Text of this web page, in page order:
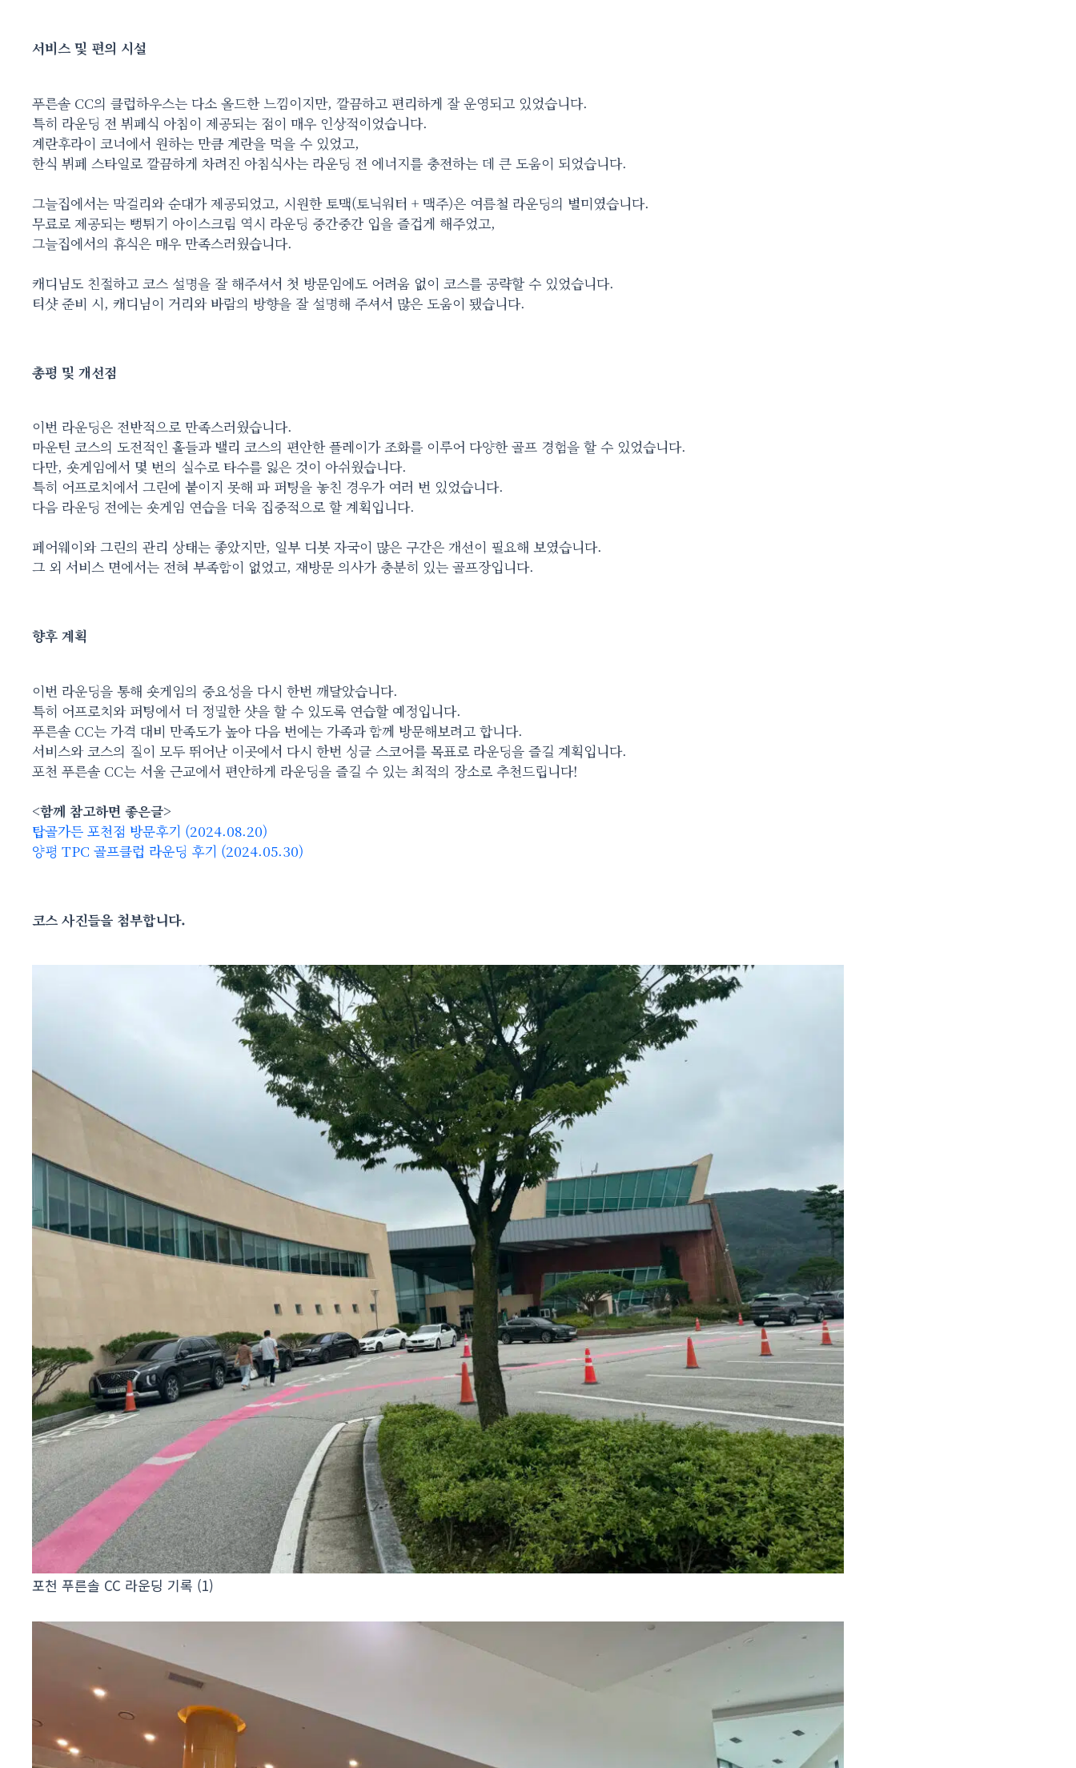
서비스 및 편의 시설
푸른솔 CC의 클럽하우스는 다소 올드한 느낌이지만, 깔끔하고 편리하게 잘 운영되고 있었습니다.
특히 라운딩 전 뷔페식 아침이 제공되는 점이 매우 인상적이었습니다.
계란후라이 코너에서 원하는 만큼 계란을 먹을 수 있었고,
한식 뷔페 스타일로 깔끔하게 차려진 아침식사는 라운딩 전 에너지를 충전하는 데 큰 도움이 되었습니다.
그늘집에서는 막걸리와 순대가 제공되었고, 시원한 토맥(토닉워터 + 맥주)은 여름철 라운딩의 별미였습니다.
무료로 제공되는 뻥튀기 아이스크림 역시 라운딩 중간중간 입을 즐겁게 해주었고,
그늘집에서의 휴식은 매우 만족스러웠습니다.
캐디님도 친절하고 코스 설명을 잘 해주셔서 첫 방문임에도 어려움 없이 코스를 공략할 수 있었습니다.
티샷 준비 시, 캐디님이 거리와 바람의 방향을 잘 설명해 주셔서 많은 도움이 됐습니다.
총평 및 개선점
이번 라운딩은 전반적으로 만족스러웠습니다.
마운틴 코스의 도전적인 홀들과 밸리 코스의 편안한 플레이가 조화를 이루어 다양한 골프 경험을 할 수 있었습니다.
다만, 숏게임에서 몇 번의 실수로 타수를 잃은 것이 아쉬웠습니다.
특히 어프로치에서 그린에 붙이지 못해 파 퍼팅을 놓친 경우가 여러 번 있었습니다.
다음 라운딩 전에는 숏게임 연습을 더욱 집중적으로 할 계획입니다.
페어웨이와 그린의 관리 상태는 좋았지만, 일부 디봇 자국이 많은 구간은 개선이 필요해 보였습니다.
그 외 서비스 면에서는 전혀 부족함이 없었고, 재방문 의사가 충분히 있는 골프장입니다.
향후 계획
이번 라운딩을 통해 숏게임의 중요성을 다시 한번 깨달았습니다.
특히 어프로치와 퍼팅에서 더 정밀한 샷을 할 수 있도록 연습할 예정입니다.
푸른솔 CC는 가격 대비 만족도가 높아 다음 번에는 가족과 함께 방문해보려고 합니다.
서비스와 코스의 질이 모두 뛰어난 이곳에서 다시 한번 싱글 스코어를 목표로 라운딩을 즐길 계획입니다.
포천 푸른솔 CC는 서울 근교에서 편안하게 라운딩을 즐길 수 있는 최적의 장소로 추천드립니다!
<함께 참고하면 좋은글>
탑골가든 포천점 방문후기 (2024.08.20)
양평 TPC 골프클럽 라운딩 후기 (2024.05.30)
코스 사진들을 첨부합니다.
포천 푸른솔 CC 라운딩 기록 (1)